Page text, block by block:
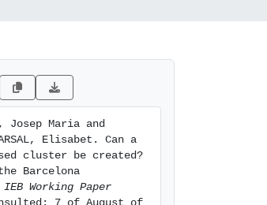
Josep Maria and
Elisabet. Can a
cluster be created?
Barcelona
IEB Working Paper